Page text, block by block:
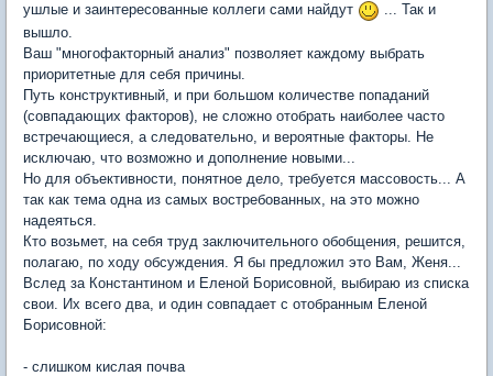
ушлые и заинтересованные коллеги сами найдут
... Так и
вышло.
Ваш "многофакторный анализ" позволяет каждому выбрать
приоритетные для себя причины.
Путь конструктивный, и при большом количестве попаданий
(совпадающих факторов), не сложно отобрать наиболее часто
встречающиеся, а следовательно, и вероятные факторы. Не
исключаю, что возможно и дополнение новыми...
Но для объективности, понятное дело, требуется массовость... А
так как тема одна из самых востребованных, на это можно
надеяться.
Кто возьмет, на себя труд заключительного обобщения, решится,
полагаю, по ходу обсуждения. Я бы предложил это Вам, Женя...
Вслед за Константином и Еленой Борисовной, выбираю из списка
свои. Их всего два, и один совпадает с отобранным Еленой
Борисовной:
- слишком кислая почва